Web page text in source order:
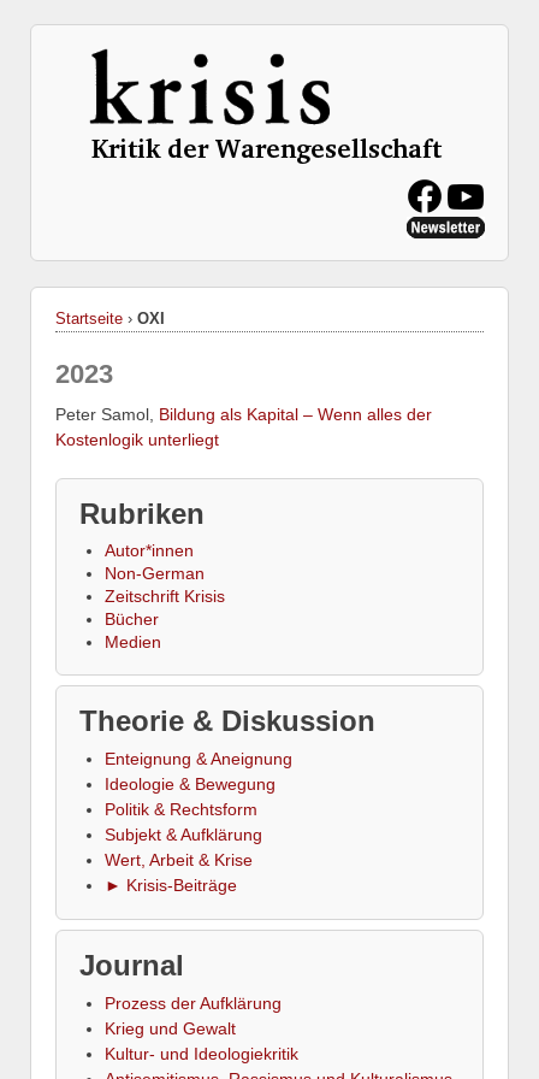
Startseite › OXI
2023
Peter Samol, Bildung als Kapital – Wenn alles der
Kostenlogik unterliegt
Rubriken
Autor*innen
Non-German
Zeitschrift Krisis
Bücher
Medien
Theorie & Diskussion
Enteignung & Aneignung
Ideologie & Bewegung
Politik & Rechtsform
Subjekt & Aufklärung
Wert, Arbeit & Krise
► Krisis-Beiträge
Journal
Prozess der Aufklärung
Krieg und Gewalt
Kultur- und Ideologiekritik